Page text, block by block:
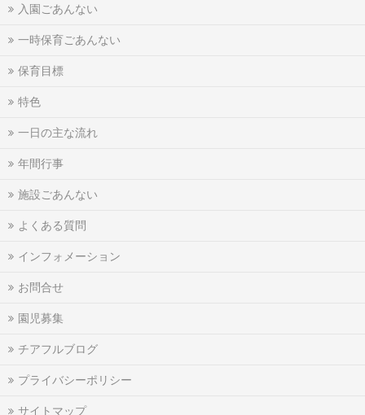
入園ごあんない
一時保育ごあんない
保育目標
特色
一日の主な流れ
年間行事
施設ごあんない
よくある質問
インフォメーション
お問合せ
園児募集
チアフルブログ
プライバシーポリシー
サイトマップ